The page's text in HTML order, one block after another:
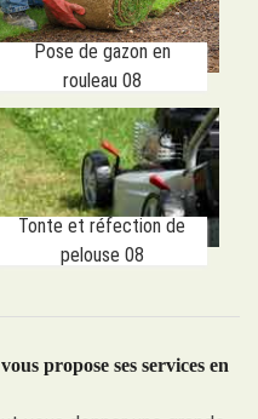
Pose de gazon en
rouleau 08
Tonte et réfection de
pelouse 08
propose ses services en